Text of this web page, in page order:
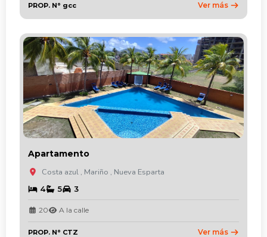
PROP. N° gcc Ver más
Apartamento
Costa azul , Mariño , Nueva Esparta
4 5 3
20 A la calle
PROP. N° CTZ Ver más